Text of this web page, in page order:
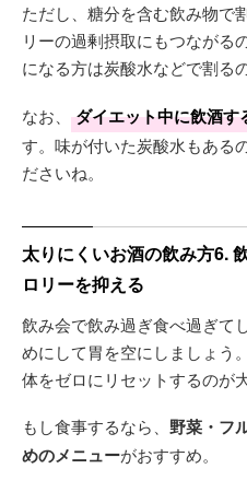
ただし、糖分を含む飲み物で
リーの過剰摂取にもつながる
になる方は炭酸水などで割る
なお、 ダイエット中に飲酒
す。味が付いた炭酸水もある
ださいね。
太りにくいお酒の飲み方6.
ロリーを抑える
飲み会で飲み過ぎ食べ過ぎて
めにして胃を空にしましょう
体をゼロにリセットするのが
もし食事するなら、 野菜・フ
めのメニューがおすすめ。